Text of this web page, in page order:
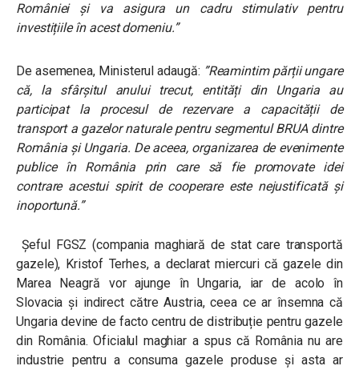
României și va asigura un cadru stimulativ pentru
investițiile în acest domeniu.”
De asemenea, Ministerul adaugă: ”Reamintim părții ungare
că, la sfârşitul anului trecut, entități din Ungaria au
participat la procesul de rezervare a capacității de
transport a gazelor naturale pentru segmentul BRUA dintre
România și Ungaria. De aceea, organizarea de evenimente
publice în România prin care să fie promovate idei
contrare acestui spirit de cooperare este nejustificată şi
inoportună.”
Șeful FGSZ (compania maghiară de stat care transportă
gazele), Kristof Terhes, a declarat miercuri că gazele din
Marea Neagră vor ajunge în Ungaria, iar de acolo în
Slovacia și indirect către Austria, ceea ce ar însemna că
Ungaria devine de facto centru de distribuție pentru gazele
din România. Oficialul maghiar a spus că România nu are
industrie pentru a consuma gazele produse și asta ar